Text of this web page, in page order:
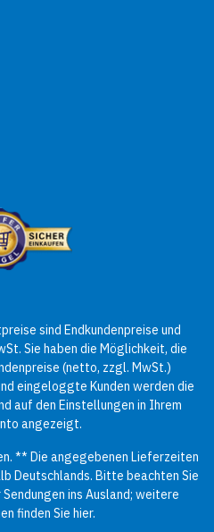
sind Endkundenpreise und
Sie haben die Möglichkeit, die
(netto, zzgl. MwSt.)
eingeloggte Kunden werden die
auf den Einstellungen in Ihrem
angezeigt.
** Die angegebenen Lieferzeiten
Deutschlands. Bitte beachten Sie
ins Ausland; weitere
finden Sie hier.